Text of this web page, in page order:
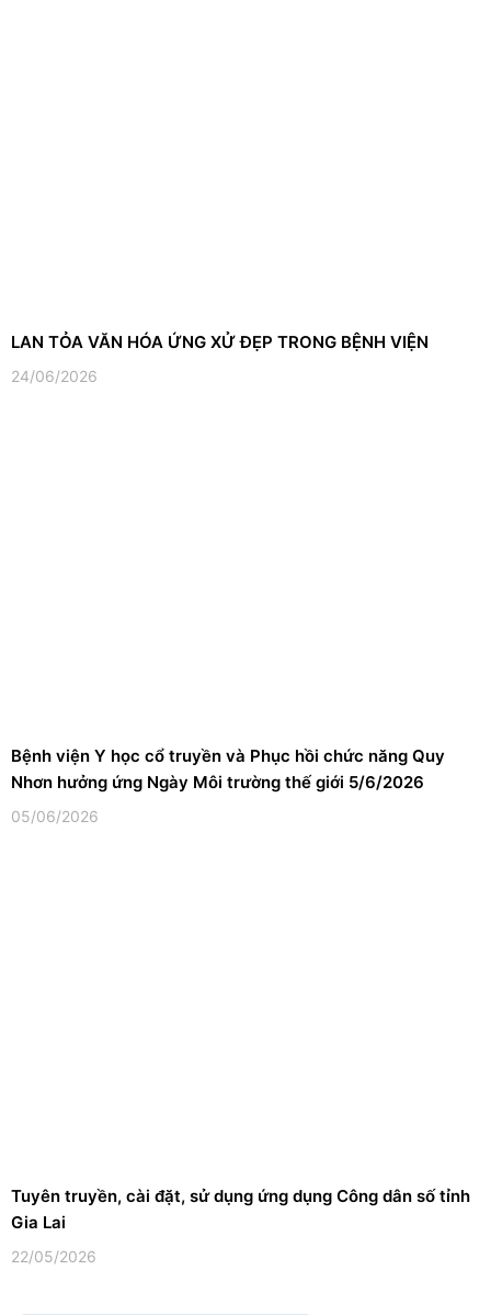
LAN TỎA VĂN HÓA ỨNG XỬ ĐẸP TRONG BỆNH VIỆN
24/06/2026
Bệnh viện Y học cổ truyền và Phục hồi chức năng Quy
Nhơn hưởng ứng Ngày Môi trường thế giới 5/6/2026
05/06/2026
Tuyên truyền, cài đặt, sử dụng ứng dụng Công dân số tỉnh
Gia Lai
22/05/2026